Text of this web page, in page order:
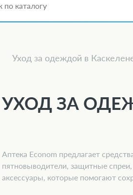
Уход за одеждой в
УХОД ЗА
Аптека Econom предлагает
пятновыводители, защитные
аксессуары, которые помогают